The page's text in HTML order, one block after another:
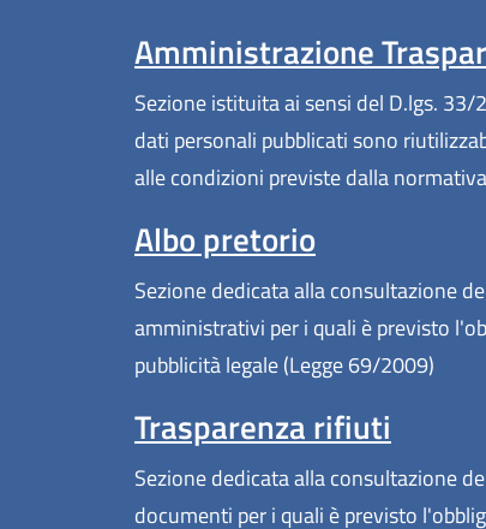
Amministrazione
Sezione istituita ai sensi del D.lgs. 33/
dati personali pubblicati sono
alle condizioni previste dalla
Albo pretorio
Sezione dedicata alla consultazione
amministrativi per i quali è previsto
pubblicità legale (Legge 69/2009)
Trasparenza rifiuti
Sezione dedicata alla consultazione
documenti per i quali è previsto